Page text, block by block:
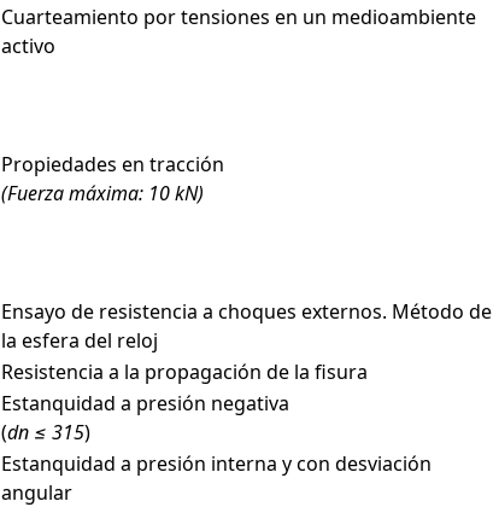
Cuarteamiento por tensiones en un medioambiente
activo
Propiedades en tracción
(Fuerza máxima: 10 kN)
Ensayo de resistencia a choques externos. Método de
la esfera del reloj
Resistencia a la propagación de la fisura
Estanquidad a presión negativa
(dn ≤ 315)
Estanquidad a presión interna y con desviación
angular